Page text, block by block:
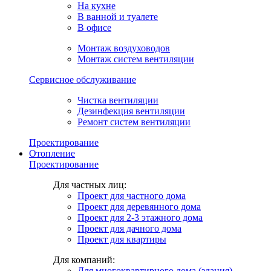
На кухне
В ванной и туалете
В офисе
Монтаж воздуховодов
Монтаж систем вентиляции
Сервисное обслуживание
Чистка вентиляции
Дезинфекция вентиляции
Ремонт систем вентиляции
Проектирование
Отопление
Проектирование
Для частных лиц:
Проект для частного дома
Проект для деревянного дома
Проект для 2-3 этажного дома
Проект для дачного дома
Проект для квартиры
Для компаний: